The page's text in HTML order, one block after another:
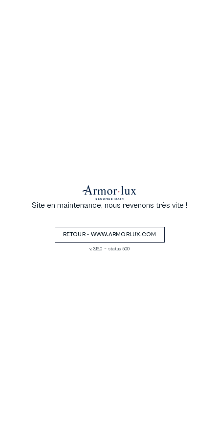
Site en maintenance, nous revenons très vite !
RETOUR - WWW.ARMORLUX.COM
v. 3.16.0 - status: 500